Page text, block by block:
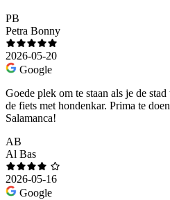
PB
Petra Bonny
2026-05-20
Google
Goede plek om te staan als je de
de fiets met hondenkar. Prima te
Salamanca!
AB
Al Bas
2026-05-16
Google